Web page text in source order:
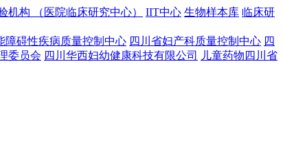
机构 （医院临床研究中心） IIT中心 生物样本库 临床研
障碍性疾病质量控制中心 四川省妇产科质量控制中心 四
委员会 四川华西妇幼健康科技有限公司
儿童药物四川省